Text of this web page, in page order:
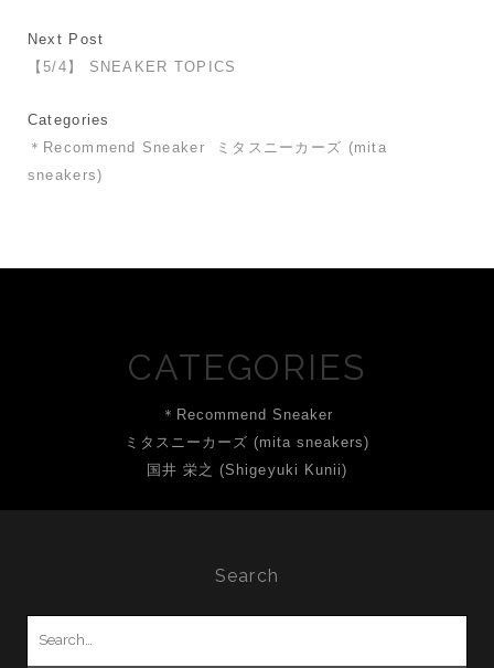
Next Post
【5/4】 SNEAKER TOPICS
Categories
＊Recommend Sneaker
ミタスニーカーズ (mita
sneakers)
CATEGORIES
＊Recommend Sneaker
ミタスニーカーズ (mita sneakers)
国井 栄之 (Shigeyuki Kunii)
Search